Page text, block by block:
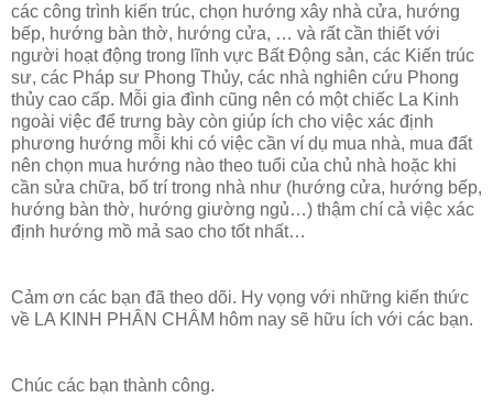
các công trình kiến trúc, chọn hướng xây nhà cửa, hướng
bếp, hướng bàn thờ, hướng cửa, … và rất cần thiết với
người hoạt động trong lĩnh vực Bất Động sản, các Kiến trúc
sư, các Pháp sư Phong Thủy, các nhà nghiên cứu Phong
thủy cao cấp. Mỗi gia đình cũng nên có một chiếc La Kinh
ngoài việc để trưng bày còn giúp ích cho việc xác định
phương hướng mỗi khi có việc cần ví dụ mua nhà, mua đất
nên chọn mua hướng nào theo tuổi của chủ nhà hoặc khi
cần sửa chữa, bố trí trong nhà như (hướng cửa, hướng bếp,
hướng bàn thờ, hướng giường ngủ…) thậm chí cả việc xác
định hướng mồ mả sao cho tốt nhất…
Cảm ơn các bạn đã theo dõi. Hy vọng với những kiến thức
về LA KINH PHÂN CHÂM hôm nay sẽ hữu ích với các bạn.
Chúc các bạn thành công.